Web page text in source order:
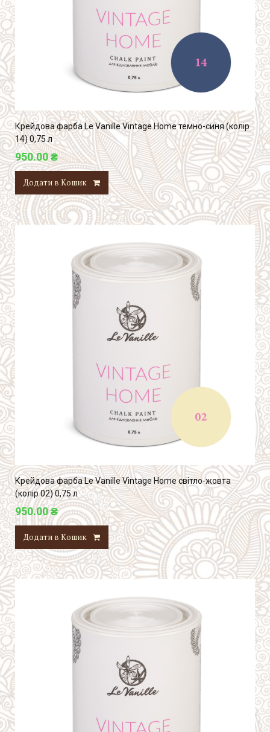
Крейдова фарба Le Vanille Vintage Home темно-синя (колір
14) 0,75 л
950.00 ₴
Додати в Кошик
Крейдова фарба Le Vanille Vintage Home світло-жовта
(колір 02) 0,75 л
950.00 ₴
Додати в Кошик